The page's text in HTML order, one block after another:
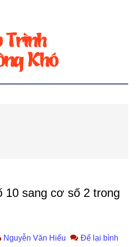
10 sang cơ số 2 trong
Nguyễn Văn Hiếu
Để lại bình